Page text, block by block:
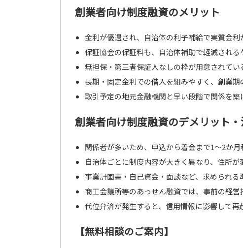
創業者向け制度融資のメリット
金利が優遇され、自治体の利子補給で実質金利
保証協会の保証料も、自治体補助で軽減される
無担保・第三者保証人なしの枠が用意されてい
長期・固定金利での借入を組みやすく、創業
取引予定の地元金融機関と早い段階で関係を築
創業者向け制度融資のデメリット
関係者が多いため、申込から着金まで1〜2か
自治体ごとに制度内容が大きく異なり、住所
事業計画書・自己資金・面談など、求められ
商工会議所等のあっせん融資では、事前の経
代位弁済が発生すると、信用情報に影響して再
【無料相談のご案内】